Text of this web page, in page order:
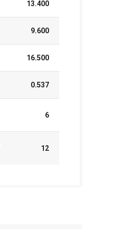
13.400
9.600
16.500
0.537
6
12